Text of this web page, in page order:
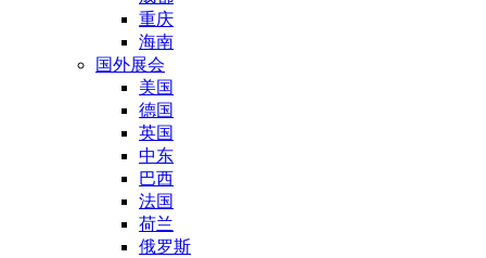
重庆
海南
国外展会
美国
德国
英国
中东
巴西
法国
荷兰
俄罗斯